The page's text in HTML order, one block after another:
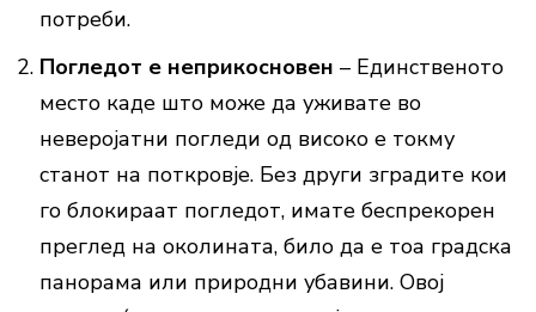
потреби.
Погледот е неприкосновен – Единственото
место каде што може да уживате во
неверојатни погледи од високо е токму
станот на поткровје. Без други зградите кои
го блокираат погледот, имате беспрекорен
преглед на околината, било да е тоа градска
панорама или природни убавини. Овој